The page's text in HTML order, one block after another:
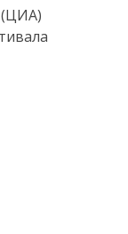
(ЦИА)